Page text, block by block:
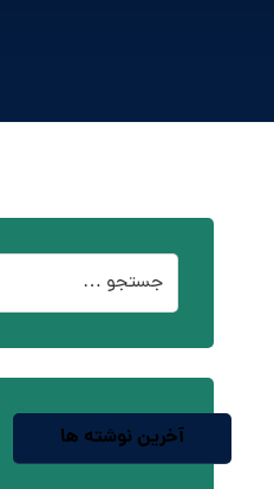
آخرین نوشته ها